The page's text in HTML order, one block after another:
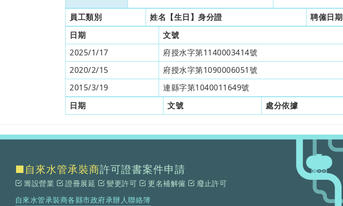
員工類別 姓名【生日】身分證 聘僱日期
日期
文號
2025/1/17
府授水字第1140003414號
2020/2/15
府授水字第1090006051號
2015/3/19
連縣字第1040011649號
日期
文號 處分依據
■自來水管承裝商許可證書案件申請
籌設營業 證冊展延 變更許可 更名補解僱
廢止許可
自來水管承裝商各縣市政府承辦人聯絡簿